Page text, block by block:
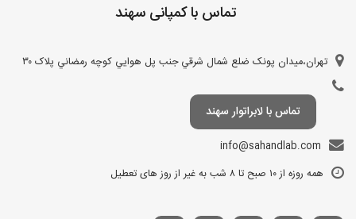
تماس با کمپانی سهند
تهران،ميدان پونک ضلع شمال شرقي جنب پل هوايي کوچه رمضاني پلاک ۳۰
تماس با لابراتوار سهند
info@sahandlab.com
همه روزه از ۱۰ صبح تا ۸ شب به غیر از روز های تعطیل